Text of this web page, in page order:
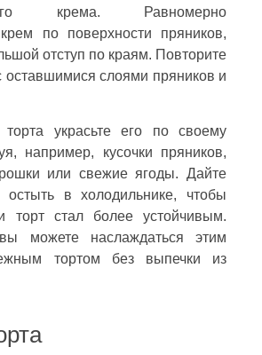
крема. Равномерно
по поверхности пряников,
отступ по краям. Повторите
оставшимися слоями пряников и
украсьте его по своему
например, кусочки пряников,
или свежие ягоды. Дайте
остыть в холодильнике, чтобы
торт стал более устойчивым.
можете наслаждаться этим
тортом без выпечки из